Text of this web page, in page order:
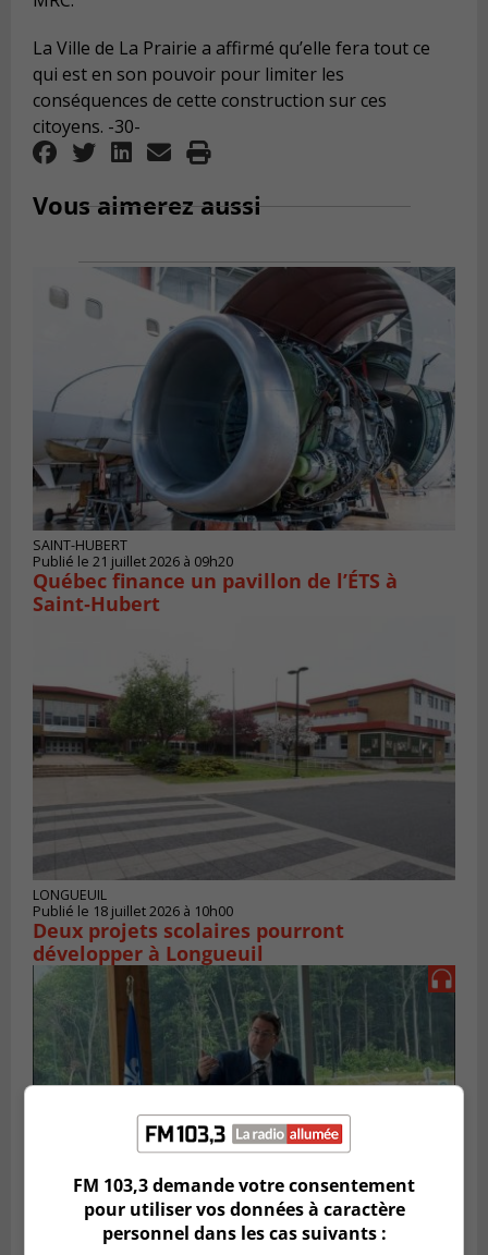
La Ville de La Prairie a affirmé qu’elle fera tout ce
qui est en son pouvoir pour limiter les
conséquences de cette construction sur ces
citoyens. -30-
Vous aimerez aussi
SAINT-HUBERT
Publié le 21 juillet 2026 à 09h20
Québec finance un pavillon de l’ÉTS à
Saint‑Hubert
LONGUEUIL
Publié le 18 juillet 2026 à 10h00
Deux projets scolaires pourront
développer à Longueuil
SAINT-HUBERT
FM 103,3 demande votre consentement
pour utiliser vos données à caractère
personnel dans les cas suivants :